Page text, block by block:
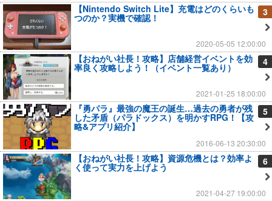
3
【Nintendo Switch Lite】充電はどのくらいも
つのか？実機で確認！
2020-05-05 12:00:00
4
【おねがい社長！攻略】店舗経営イベントを効
率良く攻略しよう！（イベント一覧あり）
2021-01-25 18:00:00
5
『勇パラ』最強の魔王の誕生…過去の勇者が残
した矛盾（パラドックス）を明かすRPG！【攻
略&アプリ紹介】
2016-06-13 20:30:00
6
【おねがい社長！攻略】資源危機とは？効率よ
く使って実力を上げよう
2021-04-27 19:00:00